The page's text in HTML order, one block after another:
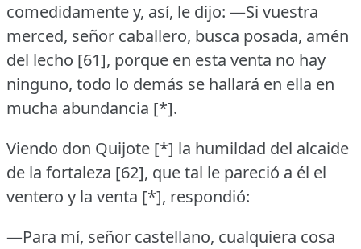
comedidamente y, así, le dijo: —Si vuestra
merced, señor caballero, busca posada, amén
del lecho [61], porque en esta venta no hay
ninguno, todo lo demás se hallará en ella en
mucha abundancia [*].
Viendo don Quijote [*] la humildad del alcaide
de la fortaleza [62], que tal le pareció a él el
ventero y la venta [*], respondió:
—Para mí, señor castellano, cualquiera cosa